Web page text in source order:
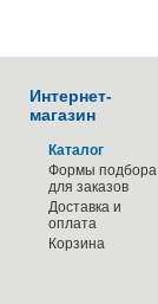
Интернет-
магазин
Каталог
Формы подбора
для заказов
Доставка и
оплата
Корзина